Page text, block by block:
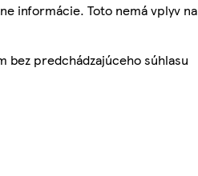
informácie. Toto nemá vplyv na
bez predchádzajúceho súhlasu